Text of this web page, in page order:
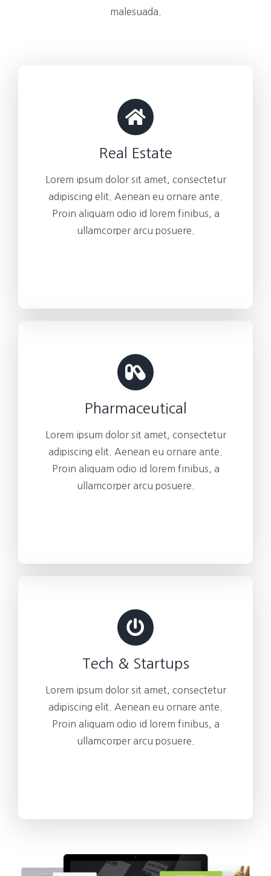
malesuada.
Real Estate
Lorem ipsum dolor sit amet, consectetur
adipiscing elit. Aenean eu ornare ante.
Proin aliquam odio id lorem finibus, a
ullamcorper arcu posuere.
Pharmaceutical
Lorem ipsum dolor sit amet, consectetur
adipiscing elit. Aenean eu ornare ante.
Proin aliquam odio id lorem finibus, a
ullamcorper arcu posuere.
Tech & Startups
Lorem ipsum dolor sit amet, consectetur
adipiscing elit. Aenean eu ornare ante.
Proin aliquam odio id lorem finibus, a
ullamcorper arcu posuere.